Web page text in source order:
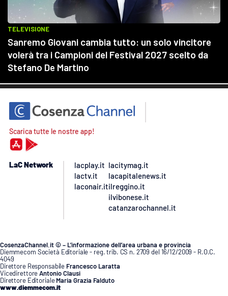
Scarica tutte le nostre app!
LaC Network
lacplay.it
lactv.it
laconair.it
lacitymag.it
lacapitalenews.it
ilreggino.it
ilvibonese.it
catanzarochannel.it
CosenzaChannel.it © – L’informazione dell’area urbana e provincia
Diemmecom Società Editoriale - reg. trib. CS n. 2709 del 16/12/2009 - R.O.C.
4049
Direttore Responsabile Francesco Laratta
VicedirettoreAntonio Clausi
Direttore Editoriale Maria Grazia Falduto
www.diemmecom.it